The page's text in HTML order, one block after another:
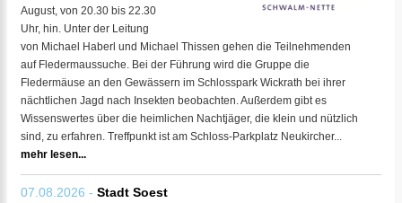
August, von 20.30 bis 22.30
Uhr, hin. Unter der Leitung
von Michael Haberl und Michael Thissen gehen die Teilnehmenden
auf Fledermaussuche. Bei der Führung wird die Gruppe die
Fledermäuse an den Gewässern im Schlosspark Wickrath bei ihrer
nächtlichen Jagd nach Insekten beobachten. Außerdem gibt es
Wissenswertes über die heimlichen Nachtjäger, die klein und nützlich
sind, zu erfahren. Treffpunkt ist am Schloss-Parkplatz Neukircher...
mehr lesen...
07.08.2026 - Stadt Soest